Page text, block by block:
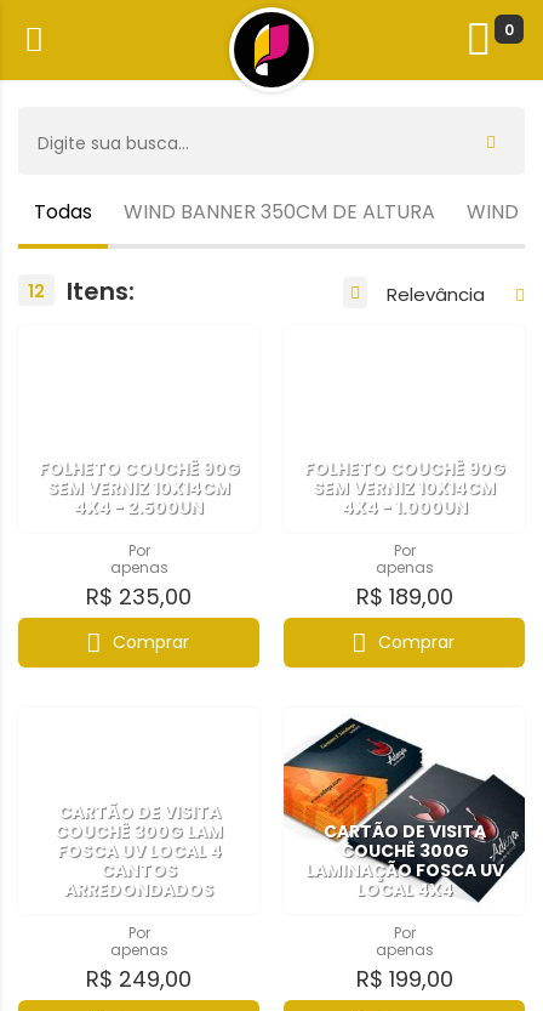
0
Todas WIND BANNER 350CM DE ALTURA WIND
12 Itens:
FOLHETO COUCHÊ 90G
SEM VERNIZ 10X14CM
4X4 - 2.500UN
Por
apenas
R$ 235,00
Comprar
FOLHETO COUCHÊ 90G
SEM VERNIZ 10X14CM
4X4 - 1.000UN
Por
apenas
R$ 189,00
Comprar
CARTÃO DE VISITA
COUCHÊ 300G LAM
FOSCA UV LOCAL 4
CANTOS
ARREDONDADOS
Por
apenas
R$ 249,00
CARTÃO DE VISITA
COUCHÊ 300G
LAMINAÇÃO FOSCA UV
LOCAL 4X4
Por
apenas
R$ 199,00